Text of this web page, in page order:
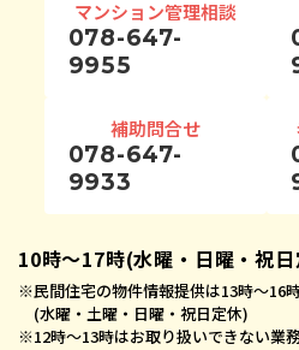
マンション管理相談
078-647-
9955
補助問合せ
078-647-
9933
10時〜17時(水曜・日曜・祝
※民間住宅の物件情報提供は13時〜16
(水曜・土曜・日曜・祝日定休)
※12時〜13時はお取り扱いできない業務